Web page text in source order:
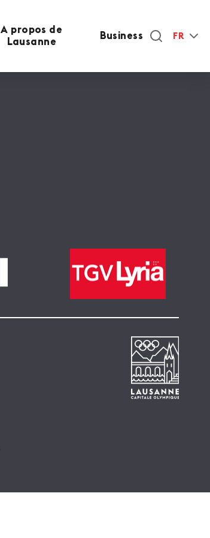
A propos de
Lausanne
Business FR